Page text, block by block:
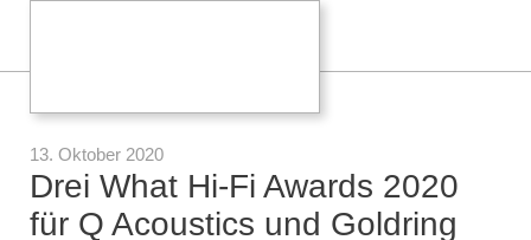
13. Oktober 2020
Drei What Hi-Fi Awards 2020
für Q Acoustics und Goldring